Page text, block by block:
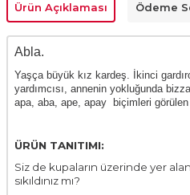
Ürün Açıklaması Ödeme
Abla.
Yaşça büyük kız kardeş. İkinci
yardımcısı, annenin yokluğunda
apa, aba, ape, apay biçimleri
ÜRÜN TANITIMI:
Siz de kupaların üzerinde yer
sıkıldınız mı?